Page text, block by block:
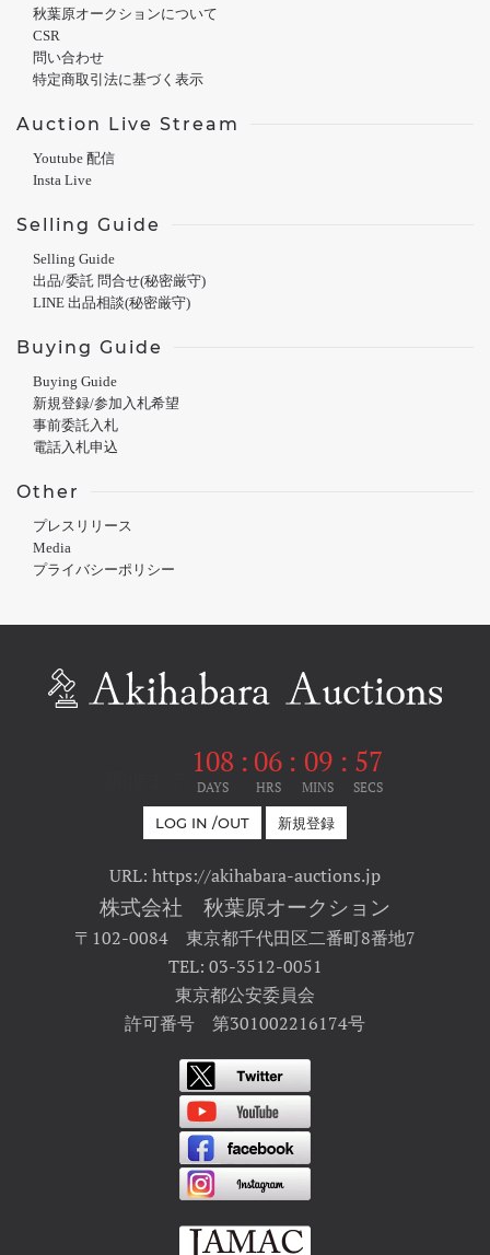
秋葉原オークションについて
CSR
問い合わせ
特定商取引法に基づく表示
Auction Live Stream
Youtube 配信
Insta Live
Selling Guide
Selling Guide
出品/委託 問合せ(秘密厳守)
LINE 出品相談(秘密厳守)
Buying Guide
Buying Guide
新規登録/参加入札希望
事前委託入札
電話入札申込
Other
プレスリリース
Media
プライバシーポリシー
108
DAYS
: 06
HRS
: 09
MINS
: 57
SECS
LOG IN /OUT 新規登録
URL: https://akihabara-auctions.jp
株式会社 秋葉原オークション
〒102-0084 東京都千代田区二番町8番地7
TEL: 03-3512-0051
東京都公安委員会
許可番号 第301002216174号